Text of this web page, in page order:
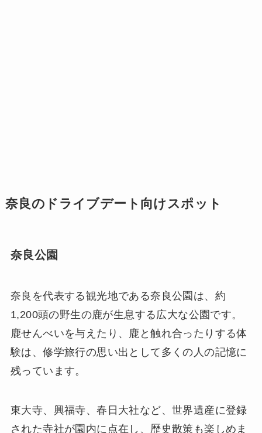
奈良のドライブデート向けスポット
奈良公園
奈良を代表する観光地である奈良公園は、約
1,200頭の野生の鹿が生息する広大な公園です。
鹿せんべいを与えたり、鹿と触れ合ったりする体
験は、修学旅行の思い出として多くの人の記憶に
残っています。
東大寺、興福寺、春日大社など、世界遺産に登録
された寺社が園内に点在し、歴史散策も楽しめま